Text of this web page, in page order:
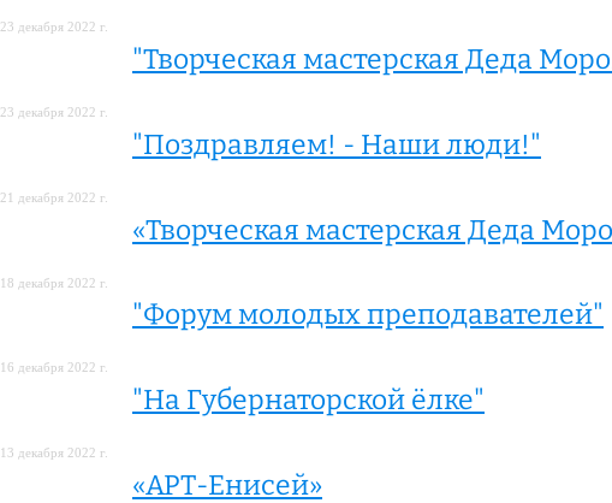
23 декабря 2022 г.
"Творческая мастерская Деда
23 декабря 2022 г.
"Поздравляем! - Наши люди!"
21 декабря 2022 г.
«Творческая мастерская Деда
18 декабря 2022 г.
"Форум молодых преподавателей"
16 декабря 2022 г.
"На Губернаторской ёлке"
13 декабря 2022 г.
«АРТ-Енисей»